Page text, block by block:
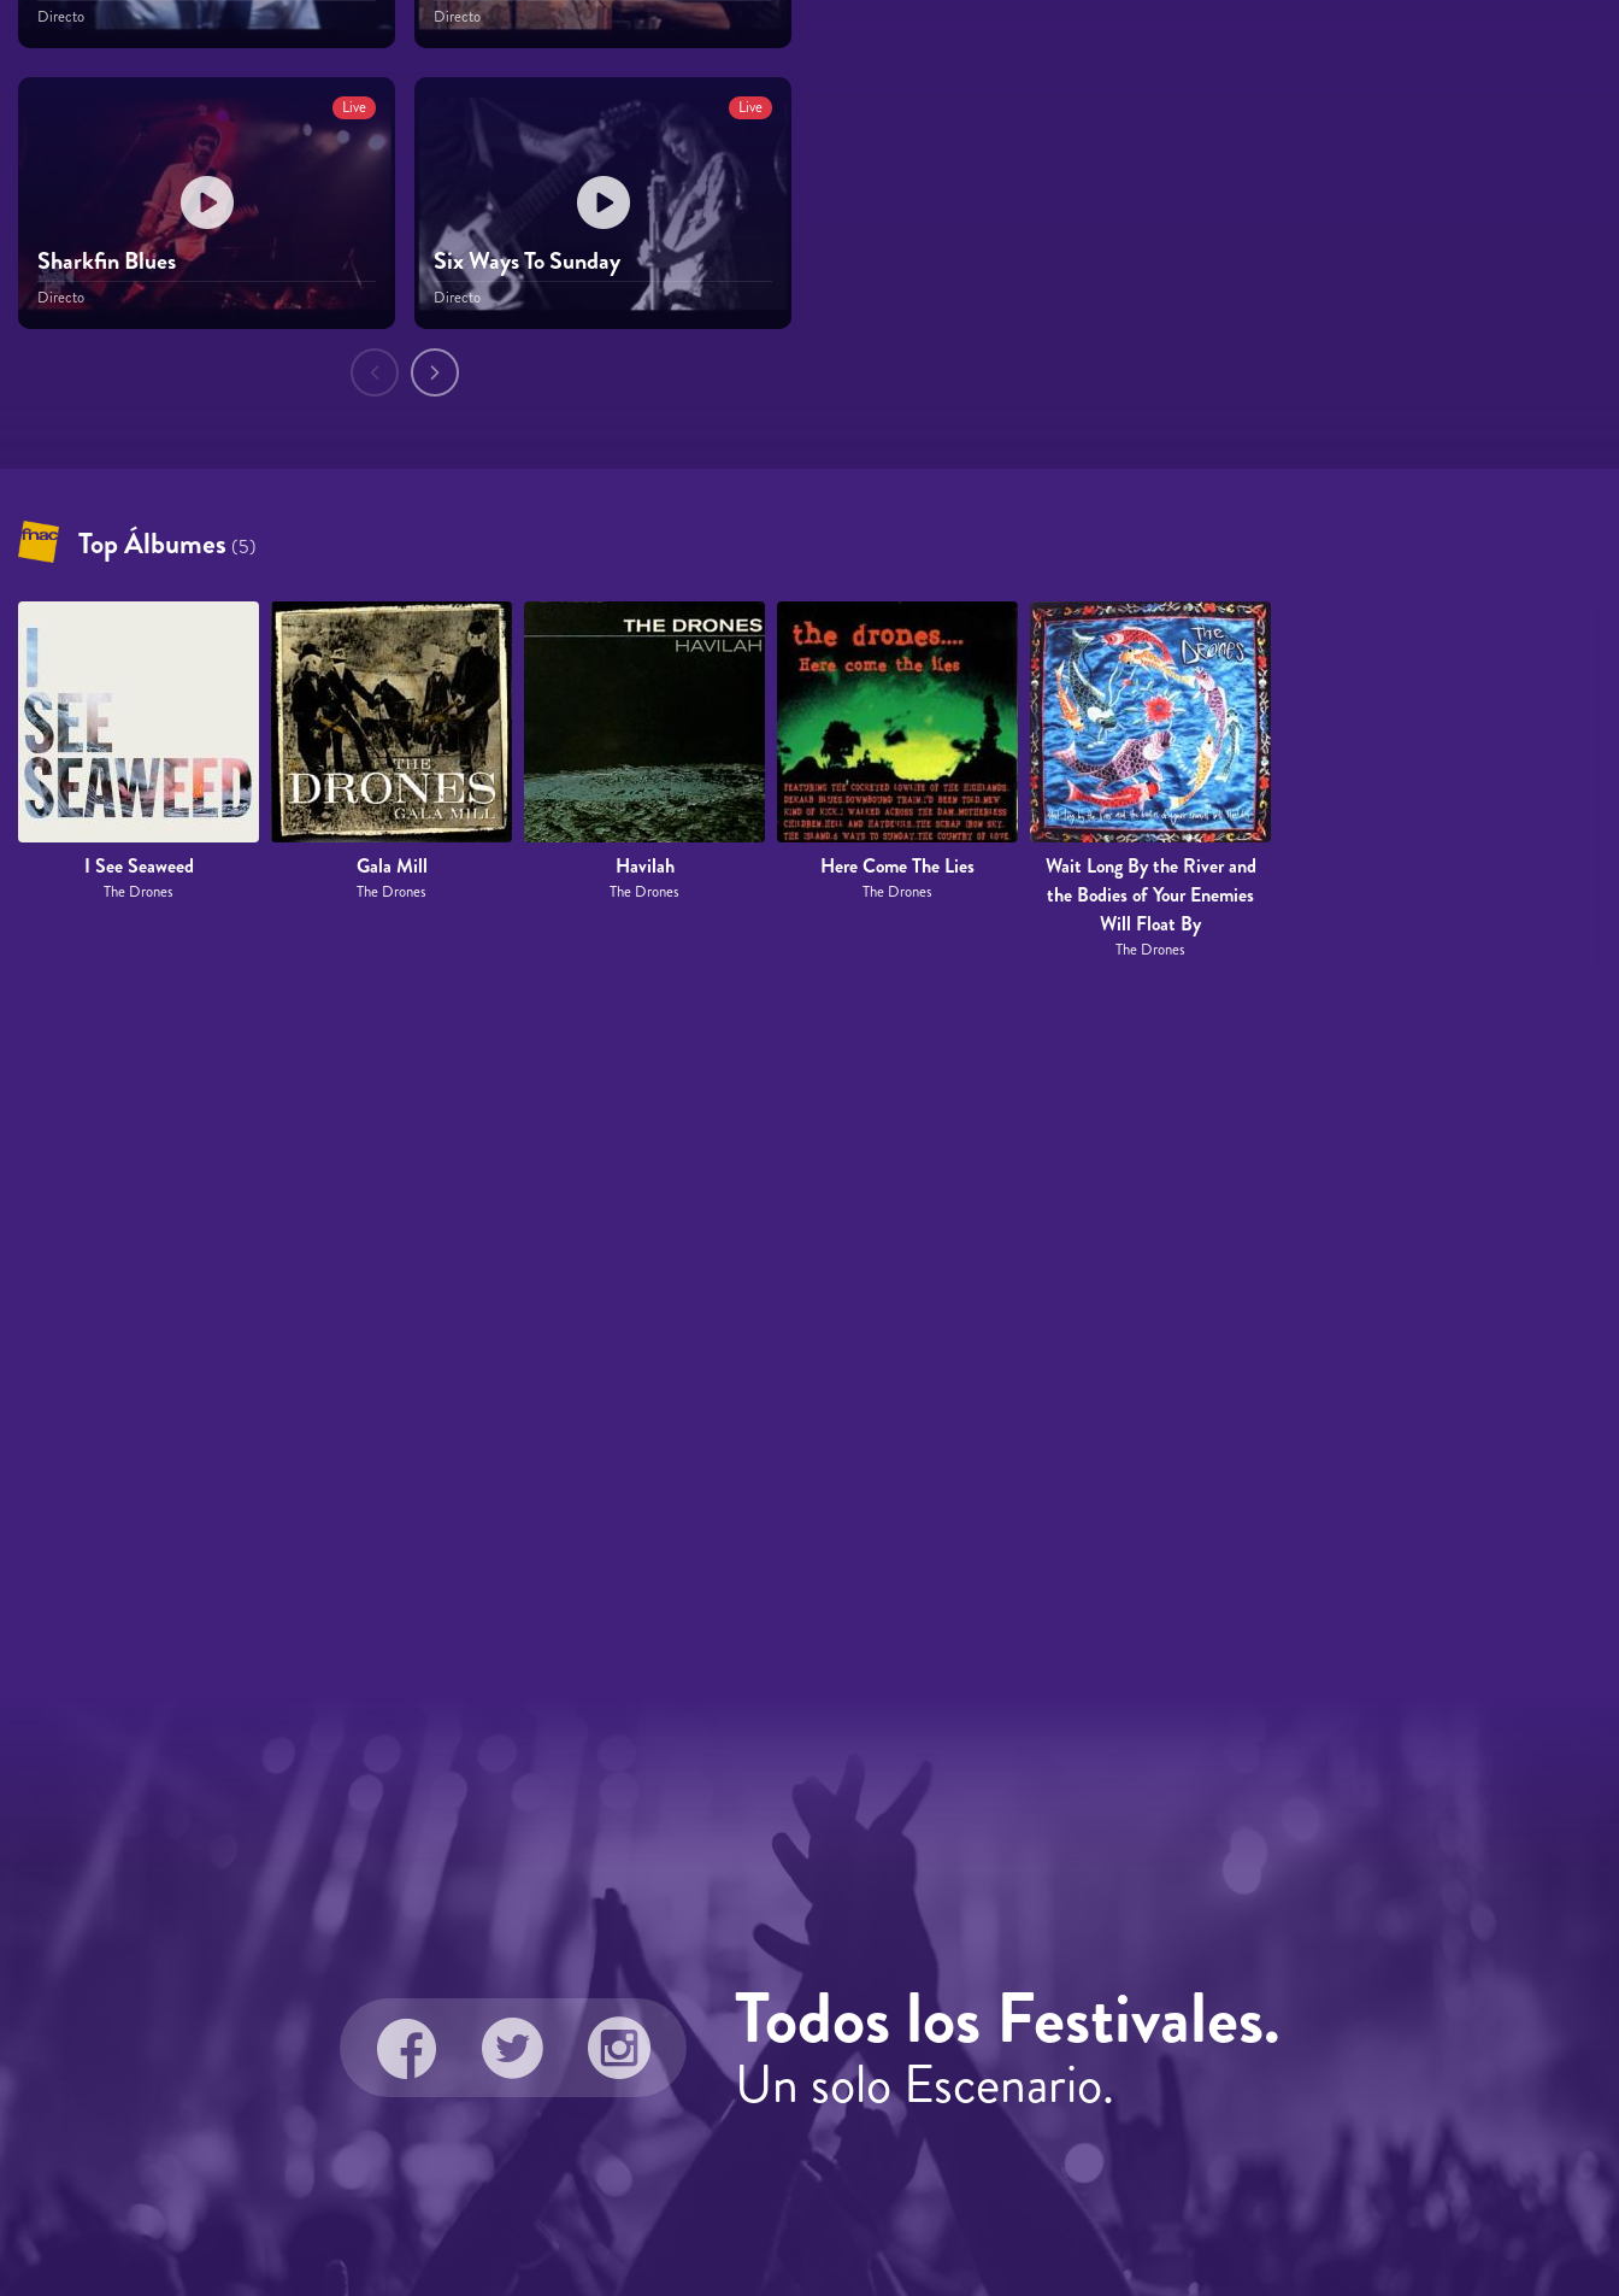
Directo Directo
Live
Sharkfin Blues
Directo
Live
Six Ways To Sunday
Directo
Top Álbumes (5)
I See Seaweed
The Drones
Gala Mill
The Drones
Havilah
The Drones
Here Come The Lies
The Drones
Wait Long By the River and
the Bodies of Your Enemies
Will Float By
The Drones
Todos los Festivales.
Un solo Escenario.